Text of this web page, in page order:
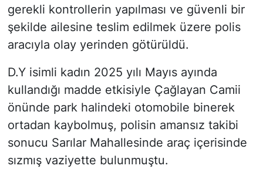
gerekli kontrollerin yapılması ve güvenli bir
şekilde ailesine teslim edilmek üzere polis
aracıyla olay yerinden götürüldü.
D.Y isimli kadın 2025 yılı Mayıs ayında
kullandığı madde etkisiyle Çağlayan Camii
önünde park halindeki otomobile binerek
ortadan kaybolmuş, polisin amansız takibi
sonucu Sarılar Mahallesinde araç içerisinde
sızmış vaziyette bulunmuştu.